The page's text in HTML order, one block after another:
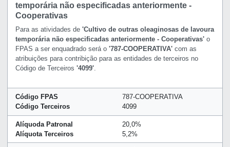
temporária não especificadas anteriormente -
Cooperativas
Para as atividades de 'Cultivo de outras oleaginosas de lavoura
temporária não especificadas anteriormente - Cooperativas'o
FPAS a ser enquadrado será o '787-COOPERATIVA'com as
atribuições para contribição para as entidades de terceiros no
Código de Terceiros '4099'.
Código FPAS
787-COOPERATIVA
Código Terceiros
4099
Alíquoda Patronal
20,0%
Alíquota Terceiros
5,2%